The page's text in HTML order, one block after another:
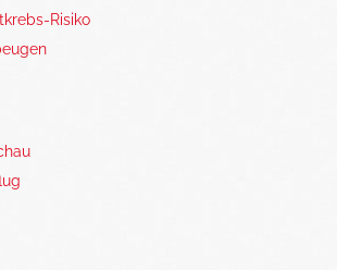
Risiko